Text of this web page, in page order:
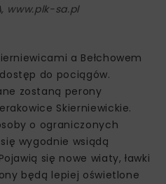
www.plk-sa.pl
a Bełchowem
do pociągów.
zostaną perony
Skierniewickie.
o ograniczonych
wygodnie wsiądą
się nowe wiaty, ławki
będą lepiej oświetlone